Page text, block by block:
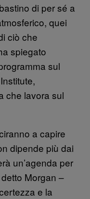
di per sé a
quei
ciò che
spiegato
sul
che lavora sul
a capire
dipende più dai
un’agenda per
Morgan –
e la